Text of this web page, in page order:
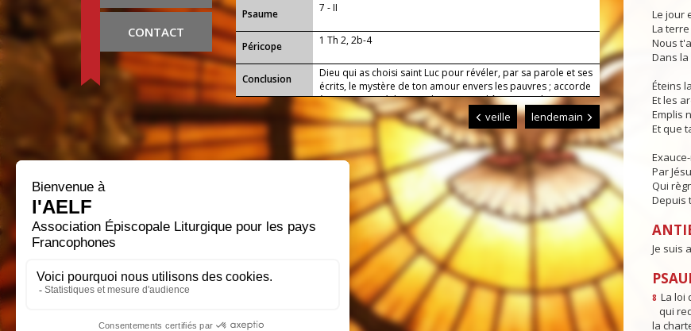
CONTACT
Psaume 7 - II
Péricope 1 Th 2, 2b-4
Conclusion
Dieu qui as choisi saint Luc pour révéler, par sa parole et ses
écrits, le mystère de ton amour envers les pauvres ; accorde
à ceux qui se réclament de ton nom d'être un seul cœur et
une seule âme, et à tous les peuples du monde la grâce de
voir ton salut.
veille lendemain
Le jour
La
Nous
Dans
Éteins
Et les
Emplis
Et que
Par
Qui
Depuis
Je suis
8 La loi
qui
la